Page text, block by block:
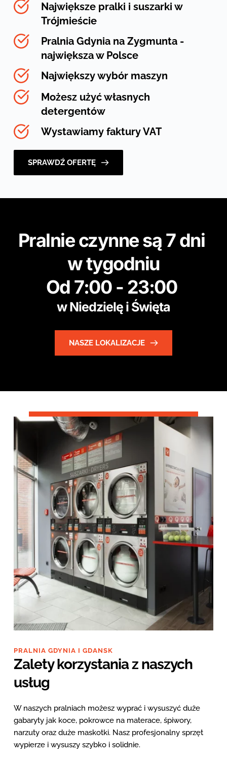
Największe pralki i suszarki w
Trójmieście
Pralnia Gdynia na Zygmunta -
największa w Polsce
Największy wybór maszyn
Możesz użyć własnych
detergentów
Wystawiamy faktury VAT
SPRAWDŹ OFERTĘ
NASZE LOKALIZACJE
Pralnie czynne są 7 dni
w tygodniu
Od 7:00 - 23:00
w Niedzielę i Święta
PRALNIA GDYNIA I GDANSK
Zalety korzystania z naszych
usług
W naszych pralniach możesz wyprać i wysuszyć duże
gabaryty jak koce, pokrowce na materace, śpiwory,
narzuty oraz duże maskotki. Nasz profesjonalny sprzęt
wypierze i wysuszy szybko i solidnie.